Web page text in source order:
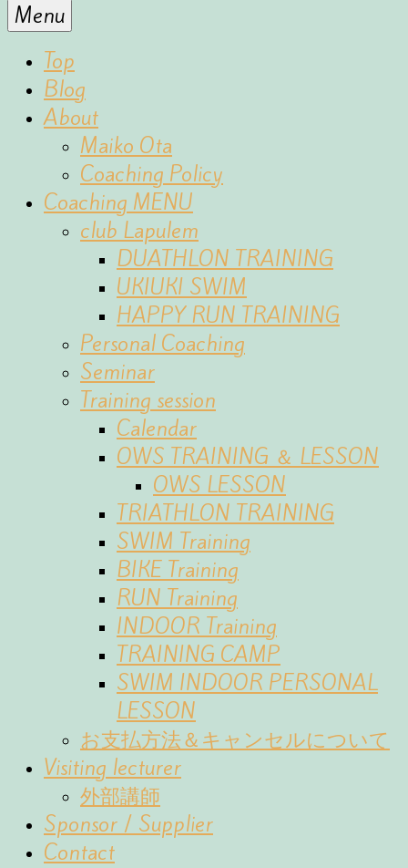
for
the
sports
Menu
Top
Blog
About
Maiko Ota
Coaching Policy
Coaching MENU
club Lapulem
DUATHLON TRAINING
UKIUKI SWIM
HAPPY RUN TRAINING
Personal Coaching
Seminar
Training session
Calendar
OWS TRAINING ＆ LESSON
OWS LESSON
TRIATHLON TRAINING
SWIM Training
BIKE Training
RUN Training
INDOOR Training
TRAINING CAMP
SWIM INDOOR PERSONAL
LESSON
お支払方法＆キャンセルについて
Visiting lecturer
外部講師
Sponsor / Supplier
Contact